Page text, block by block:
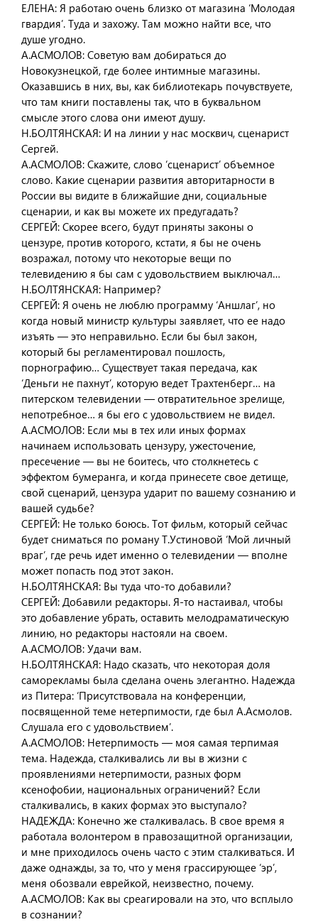
ЕЛЕНА: Я работаю очень близко от магазина ‘Молодая
гвардия’. Туда и захожу. Там можно найти все, что
душе угодно.
А.АСМОЛОВ: Советую вам добираться до
Новокузнецкой, где более интимные магазины.
Оказавшись в них, вы, как библиотекарь почувствуете,
что там книги поставлены так, что в буквальном
смысле этого слова они имеют душу.
Н.БОЛТЯНСКАЯ: И на линии у нас москвич, сценарист
Сергей.
А.АСМОЛОВ: Скажите, слово ‘сценарист’ объемное
слово. Какие сценарии развития авторитарности в
России вы видите в ближайшие дни, социальные
сценарии, и как вы можете их предугадать?
СЕРГЕЙ: Скорее всего, будут приняты законы о
цензуре, против которого, кстати, я бы не очень
возражал, потому что некоторые вещи по
телевидению я бы сам с удовольствием выключал…
Н.БОЛТЯНСКАЯ: Например?
СЕРГЕЙ: Я очень не люблю программу ‘Аншлаг’, но
когда новый министр культуры заявляет, что ее надо
изъять — это неправильно. Если бы был закон,
который бы регламентировал пошлость,
порнографию… Существует такая передача, как
‘Деньги не пахнут’, которую ведет Трахтенберг… на
питерском телевидении — отвратительное зрелище,
непотребное… я бы его с удовольствием не видел.
А.АСМОЛОВ: Если мы в тех или иных формах
начинаем использовать цензуру, ужесточение,
пресечение — вы не боитесь, что столкнетесь с
эффектом бумеранга, и когда принесете свое детище,
свой сценарий, цензура ударит по вашему сознанию и
вашей судьбе?
СЕРГЕЙ: Не только боюсь. Тот фильм, который сейчас
будет сниматься по роману Т.Устиновой ‘Мой личный
враг’, где речь идет именно о телевидении — вполне
может попасть под этот закон.
Н.БОЛТЯНСКАЯ: Вы туда что-то добавили?
СЕРГЕЙ: Добавили редакторы. Я-то настаивал, чтобы
это добавление убрать, оставить мелодраматическую
линию, но редакторы настояли на своем.
А.АСМОЛОВ: Удачи вам.
Н.БОЛТЯНСКАЯ: Надо сказать, что некоторая доля
саморекламы была сделана очень элегантно. Надежда
из Питера: ‘Присутствовала на конференции,
посвященной теме нетерпимости, где был А.Асмолов.
Слушала его с удовольствием’.
А.АСМОЛОВ: Нетерпимость — моя самая терпимая
тема. Надежда, сталкивались ли вы в жизни с
проявлениями нетерпимости, разных форм
ксенофобии, национальных ограничений? Если
сталкивались, в каких формах это выступало?
НАДЕЖДА: Конечно же сталкивалась. В свое время я
работала волонтером в правозащитной организации,
и мне приходилось очень часто с этим сталкиваться. И
даже однажды, за то, что у меня грассирующее ‘эр’,
меня обозвали еврейкой, неизвестно, почему.
А.АСМОЛОВ: Как вы среагировали на это, что всплыло
в сознании?